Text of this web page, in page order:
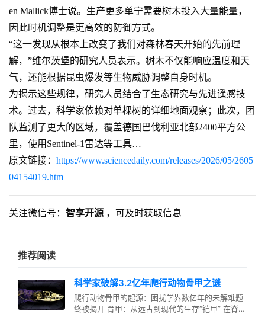
en Mallick博士说。生产更多单宁需要树木投入大量能量，
因此时机调整是更高效的防御方式。
“这一发现从根本上改变了我们对森林春天开始的先前理
解，”维尔茨堡的研究人员表示。树木不仅能响应温度和天
气，还能根据昆虫爆发等生物威胁调整自身时机。
为揭示这些规律，研究人员结合了生态研究与先进遥感技
术。过去，科学家依赖对单棵树的详细地面观察；此次，团
队监测了更大的区域，覆盖德国巴伐利亚北部2400平方公
里，使用Sentinel-1雷达等工具…
原文链接： https://www.sciencedaily.com/releases/2026/05/2605
04154019.htm
关注微信号： 智享开源 ，可及时获取信息
推荐阅读
科学家破解3.2亿年爬行动物骨甲之谜
爬行动物骨甲的起源：困扰学界数亿年的未解难题
终被揭开 骨甲：从远古到现代的生存“铠甲” 在脊椎